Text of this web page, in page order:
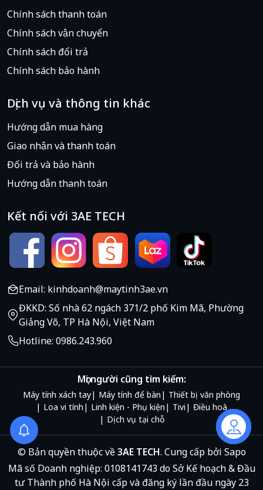
Chính sách thanh toán
Chính sách vận chuyển
Chính sách đổi trả
Chính sách bảo hành
Dịch vụ và thông tin khác
Hướng dẫn mua hàng
Giao nhận và thanh toán
Đổi trả và bảo hành
Hướng dẫn thanh toán
Kết nối với 3AE TECH
Email: kinhdoanh@maytinh3ae.vn
ĐKKD: Số nhà 62 ngách 371/2 phố Kim Mã, Phường
Giảng Võ, TP Hà Nội, Việt Nam
Hotline: 0986.243.960
Mọi người cũng tìm kiếm:
Máy tính xách tay Máy tính để bàn
Thiết bị văn phòng
Loa vi tính
Linh kiện - Phụ kiện Tivi
Điều hoà
Dịch vụ tại chỗ
© Bản quyền thuộc về3AE TECH. Cung cấp bởi Sapo
Mã số Doanh nghiệp: 0108141743 do Sở Kế hoạch & Đầu
tư Thành phố Hà Nội cấp và đăng ký lần đầu ngày 23
Liên hệ